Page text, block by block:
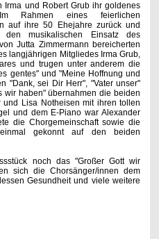
Irma und Robert Grub ihr goldenes
Im Rahmen eines feierlichen
auf ihre 50 Ehejahre zurück und
musikalischen Einsatz des
Jutta Zimmermann bereicherten
langjährigen Mitgliedes Irma Grub,
und trugen unter anderem die
gentes" und "Meine Hoffnung und
"Dank, sei Dir Herr", "Vater unser"
wir haben" übernahmen die beiden
Lisa Notheisen mit ihren tollen
und dem E-Piano war Alexander
die Chorgemeinschaft sowie die
gekonnt auf den beiden
noch das "Großer Gott wir
sich die Chorsänger/innen dem
Gesundheit und viele weitere